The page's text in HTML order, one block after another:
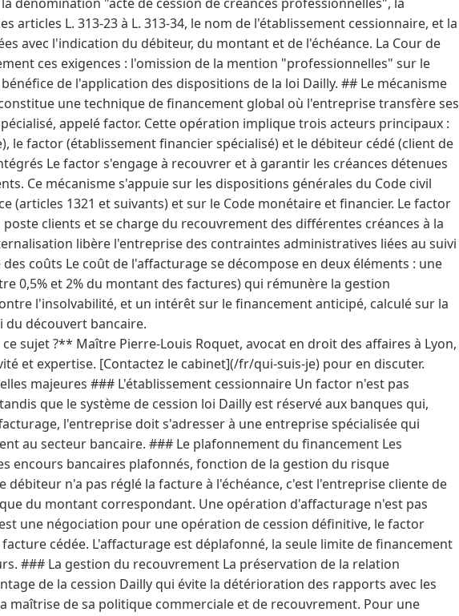
articles L. 313-23 à L. 313-34, le nom de l'établissement cessionnaire, et la
avec l'indication du débiteur, du montant et de l'échéance. La Cour de
ces exigences : l'omission de la mention "professionnelles" sur le
de l'application des dispositions de la loi Dailly. ## Le mécanisme
une technique de financement global où l'entreprise transfère ses
appelé factor. Cette opération implique trois acteurs principaux :
le factor (établissement financier spécialisé) et le débiteur cédé (client de
Le factor s'engage à recouvrer et à garantir les créances détenues
Ce mécanisme s'appuie sur les dispositions générales du Code civil
(articles 1321 et suivants) et sur le Code monétaire et financier. Le factor
clients et se charge du recouvrement des différentes créances à la
libère l'entreprise des contraintes administratives liées au suivi
coûts Le coût de l'affacturage se décompose en deux éléments : une
0,5% et 2% du montant des factures) qui rémunère la gestion
l'insolvabilité, et un intérêt sur le financement anticipé, calculé sur la
du découvert bancaire.
sujet ?** Maître Pierre-Louis Roquet, avocat en droit des affaires à Lyon,
et expertise. [Contactez le cabinet](/fr/qui-suis-je) pour en discuter.
majeures ### L'établissement cessionnaire Un factor n'est pas
que le système de cession loi Dailly est réservé aux banques qui,
l'entreprise doit s'adresser à une entreprise spécialisée qui
au secteur bancaire. ### Le plafonnement du financement Les
encours bancaires plafonnés, fonction de la gestion du risque
débiteur n'a pas réglé la facture à l'échéance, c'est l'entreprise cliente de
du montant correspondant. Une opération d'affacturage n'est pas
une négociation pour une opération de cession définitive, le factor
cédée. L'affacturage est déplafonné, la seule limite de financement
### La gestion du recouvrement La préservation de la relation
de la cession Dailly qui évite la détérioration des rapports avec les
maîtrise de sa politique commerciale et de recouvrement. Pour une